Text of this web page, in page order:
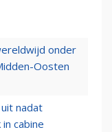
onder
Oosten
nadat
cabine